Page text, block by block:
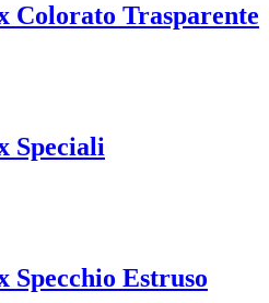
Colorato Trasparente
Speciali
Specchio Estruso